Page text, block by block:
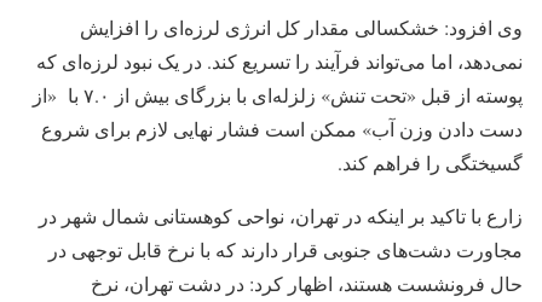
وی افزود: خشکسالی مقدار کل انرژی لرزه‌ای را افزایش
نمی‌دهد، اما می‌تواند فرآیند را تسریع کند. در یک نبود لرزه‌ای که
پوسته از قبل «تحت تنش» زلزله‌ای با بزرگای بیش از ۷.۰ ‌با «از
دست دادن وزن آب»‌ ممکن است فشار نهایی لازم برای شروع
گسیختگی را فراهم کند.
زارع با تاکید بر اینکه در تهران، نواحی کوهستانی شمال شهر در
مجاورت دشت‌های جنوبی قرار دارند که با نرخ قابل توجهی در
حال فرونشست‌ هستند، اظهار کرد: در دشت تهران، نرخ